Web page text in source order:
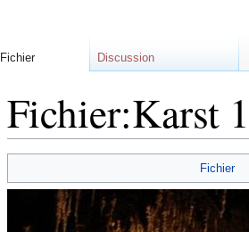
Fichier:Karst
Fichier
Fichier Discussion